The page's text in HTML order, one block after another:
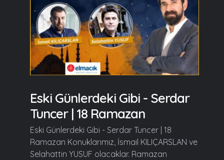
Eski Günlerdeki Gibi - Serdar
Tuncer | 18 Ramazan
Eski Günlerdeki Gibi - Serdar Tuncer | 18
Ramazan Konuklarımız, İsmail KILIÇARSLAN ve
Selahattin YUSUF olacaklar. Ramazan